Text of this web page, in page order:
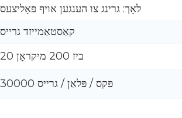
לאָך: גרינג צו הענגען אויף פּאָליצעס
קאַסטאַמייזד גרייס
20 ביז 200 מיקראָן
30000 פּקס / פּלאַן / גרייס